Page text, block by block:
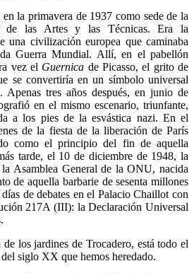
la primavera de 1937 como sede de la
de las Artes y las Técnicas. Era la
una civilización europea que caminaba
Guerra Mundial. Allí, en el pabellón
vez el Guernica de Picasso, el grito de
se convertiría en un símbolo universal
Apenas tres años después, en junio de
en el mismo escenario, triunfante,
a los pies de la esvástica nazi. En el
de la fiesta de la liberación de París
como el principio del fin de aquella
tarde, el 10 de diciembre de 1948, la
la Asamblea General de la ONU, nacida
de aquella barbarie de sesenta millones
de debates en el Palacio Chaillot con
217A (III): la Declaración Universal
los jardines de Trocadero, está todo el
siglo XX que hemos heredado.